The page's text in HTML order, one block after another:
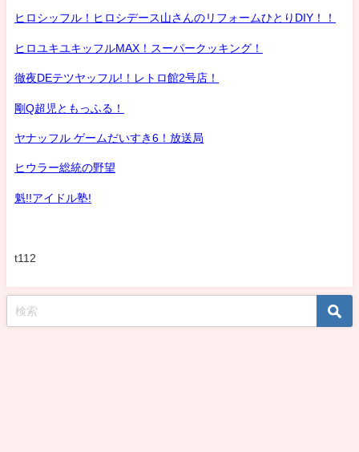
ヒロシッフル！ヒロシデース山さんのリフォームひとりDIY！！
ヒロユキユキッフルMAX！スーパークッキング！
徹夜DEテツヤッフル!！レトロ館2号店！
剛Q超児ともっふる！
ヤナッフル ゲームだいすき6！放送局
ヒウラー総統の野望
魁!!アイドル塾!
t112